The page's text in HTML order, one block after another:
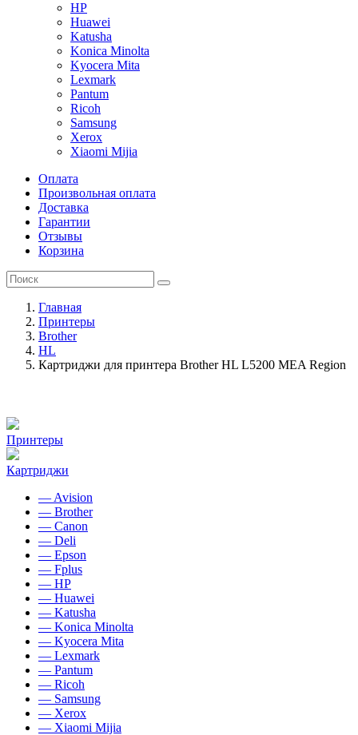
HP
Huawei
Katusha
Konica Minolta
Kyocera Mita
Lexmark
Pantum
Ricoh
Samsung
Xerox
Xiaomi Mijia
Оплата
Произвольная оплата
Доставка
Гарантии
Отзывы
Корзина
Главная
Принтеры
Brother
HL
Картриджи для принтера Brother HL L5200 MEA Region
Принтеры
Картриджи
— Avision
— Brother
— Canon
— Deli
— Epson
— Fplus
— HP
— Huawei
— Katusha
— Konica Minolta
— Kyocera Mita
— Lexmark
— Pantum
— Ricoh
— Samsung
— Xerox
— Xiaomi Mijia